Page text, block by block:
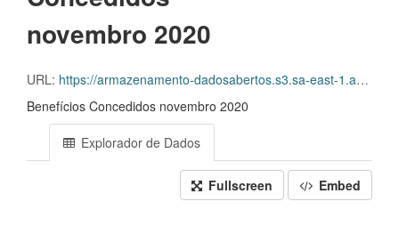
novembro 2020
URL: https://armazenamento-dadosabertos.s3.sa-east-1.amazonaws.com/Plano+2016_2018_Grupos+de+dados/INSS+-+Benef%C3%ADcios+Concedidos/beneficios-concedidos-11-2020.csv
Benefícios Concedidos novembro 2020
Explorador de Dados
Fullscreen Embed